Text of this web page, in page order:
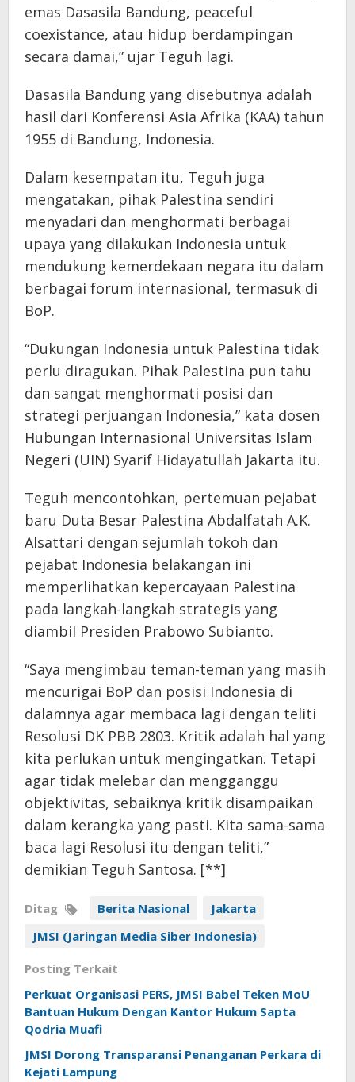
emas Dasasila Bandung, peaceful
coexistance, atau hidup berdampingan
secara damai,” ujar Teguh lagi.
Dasasila Bandung yang disebutnya adalah
hasil dari Konferensi Asia Afrika (KAA) tahun
1955 di Bandung, Indonesia.
Dalam kesempatan itu, Teguh juga
mengatakan, pihak Palestina sendiri
menyadari dan menghormati berbagai
upaya yang dilakukan Indonesia untuk
mendukung kemerdekaan negara itu dalam
berbagai forum internasional, termasuk di
BoP.
“Dukungan Indonesia untuk Palestina tidak
perlu diragukan. Pihak Palestina pun tahu
dan sangat menghormati posisi dan
strategi perjuangan Indonesia,” kata dosen
Hubungan Internasional Universitas Islam
Negeri (UIN) Syarif Hidayatullah Jakarta itu.
Teguh mencontohkan, pertemuan pejabat
baru Duta Besar Palestina Abdalfatah A.K.
Alsattari dengan sejumlah tokoh dan
pejabat Indonesia belakangan ini
memperlihatkan kepercayaan Palestina
pada langkah-langkah strategis yang
diambil Presiden Prabowo Subianto.
“Saya mengimbau teman-teman yang masih
mencurigai BoP dan posisi Indonesia di
dalamnya agar membaca lagi dengan teliti
Resolusi DK PBB 2803. Kritik adalah hal yang
kita perlukan untuk mengingatkan. Tetapi
agar tidak melebar dan mengganggu
objektivitas, sebaiknya kritik disampaikan
dalam kerangka yang pasti. Kita sama-sama
baca lagi Resolusi itu dengan teliti,”
demikian Teguh Santosa. [**]
Ditag Berita Nasional
Jakarta
JMSI (Jaringan Media Siber Indonesia)
Posting Terkait
Perkuat Organisasi PERS, JMSI Babel Teken MoU
Bantuan Hukum Dengan Kantor Hukum Sapta
Qodria Muafi
JMSI Dorong Transparansi Penanganan Perkara di
Kejati Lampung